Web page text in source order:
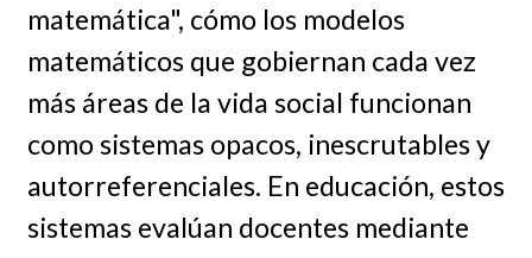
matemática", cómo los modelos
matemáticos que gobiernan cada vez
más áreas de la vida social funcionan
como sistemas opacos, inescrutables y
autorreferenciales. En educación, estos
sistemas evalúan docentes mediante